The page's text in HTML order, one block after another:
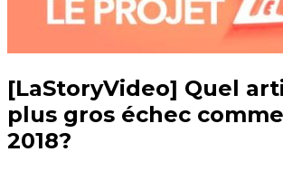
[LaStoryVideo] Quel
plus gros échec
2018?